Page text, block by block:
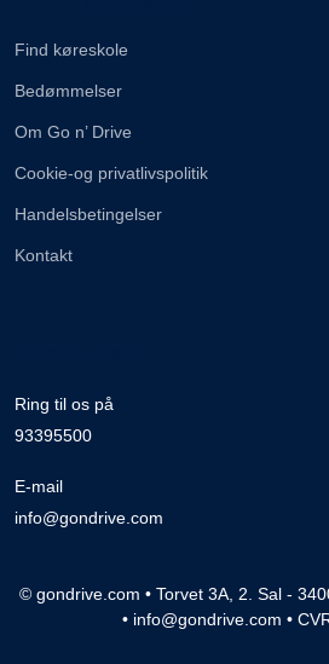
Find køreskole
Bedømmelser
Om Go n’ Drive
Cookie-og privatlivspolitik
Handelsbetingelser
Kontakt
Ring til os på
93395500
E-mail
info@gondrive.com
© gondrive.com • Torvet 3A, 2. Sal -
• info@gondrive.com •